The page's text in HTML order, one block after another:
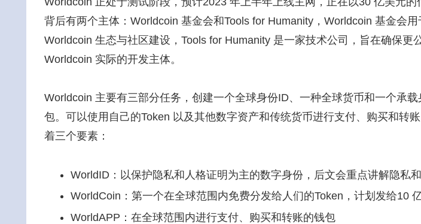
背后有两个主体：Worldcoin 基金会和Tools for Humanity，Worldcoin 基金会
Worldcoin 生态与社区建设，Tools for Humanity 是一家技术公司，旨在确保更
Worldcoin 实际的开发主体。
Worldcoin 主要有三部分任务，创建一个全球身份ID、一种全球货币和一个承
包。可以使用自己的Token 以及其他数字资产和传统货币进行支付、购买和转
着三个要素：
WorldID：以保护隐私和人格证明为主的数字身份，后文会重点讲解隐私
WorldCoin：第一个在全球范围内免费分发给人们的Token，计划发给10
WorldAPP：在全球范围内进行支付、购买和转账的钱包